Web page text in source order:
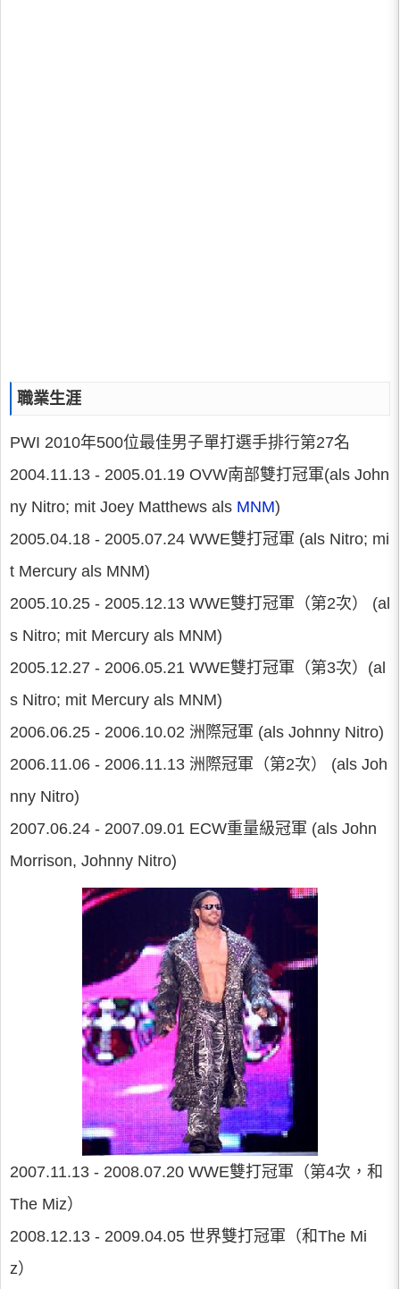
職業生涯
PWI 2010年500位最佳男子單打選手排行第27名
2004.11.13 - 2005.01.19 OVW南部雙打冠軍(als John
ny Nitro; mit Joey Matthews als MNM)
2005.04.18 - 2005.07.24 WWE雙打冠軍 (als Nitro; mi
t Mercury als MNM)
2005.10.25 - 2005.12.13 WWE雙打冠軍（第2次） (al
s Nitro; mit Mercury als MNM)
2005.12.27 - 2006.05.21 WWE雙打冠軍（第3次）(al
s Nitro; mit Mercury als MNM)
2006.06.25 - 2006.10.02 洲際冠軍 (als Johnny Nitro)
2006.11.06 - 2006.11.13 洲際冠軍（第2次） (als Joh
nny Nitro)
2007.06.24 - 2007.09.01 ECW重量級冠軍 (als John
Morrison, Johnny Nitro)
2007.11.13 - 2008.07.20 WWE雙打冠軍（第4次，和
The Miz）
2008.12.13 - 2009.04.05 世界雙打冠軍（和The Mi
z）